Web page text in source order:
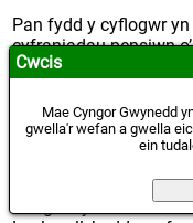
Cwcis
Mae Cyngor Gwynedd
gwella'r wefan a gwella
ein
Pan fydd y cyflogwr
cyfraniadau pensiwn
Os ydych wedi bod yn
bod heb unrhyw
Llywodraeth Leol
dalu (llai unrhyw
Os ydych wedi bod
fod gennych fuddion